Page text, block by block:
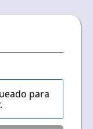
para